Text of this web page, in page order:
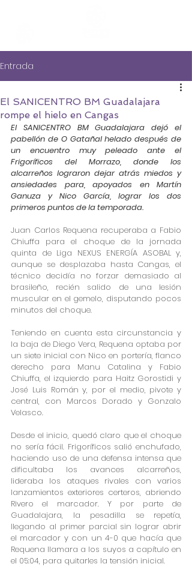
Entrada
El SANICENTRO BM Guadalajara
rompe el hielo en Cangas
El SANICENTRO BM Guadalajara dejó el
pabellón de O Gatañal helado después de
un encuentro muy peleado ante el
Frigoríficos del Morrazo, donde los
alcarreños lograron dejar atrás miedos y
ansiedades para, apoyados en Martín
Ganuza y Nico García, lograr los dos
primeros puntos de la temporada.
Juan Carlos Requena recuperaba a Fabio
Chiuffa para el choque de la jornada
quinta de Liga NEXUS ENERGÍA ASOBAL y,
aunque se desplazaba hasta Cangas, el
técnico decidía no forzar demasiado al
brasileño, recién salido de una lesión
muscular en el gemelo, disputando pocos
minutos del choque.
Teniendo en cuenta esta circunstancia y
la baja de Diego Vera, Requena optaba por
un siete inicial con Nico en portería, flanco
derecho para Manu Catalina y Fabio
Chiuffa, el izquierdo para Haitz Gorostidi y
José Luis Román y, por el medio, pivote y
central, con Marcos Dorado y Gonzalo
Velasco.
Desde el inicio, quedó claro que el choque
no sería fácil. Frigoríficos salió enchufado,
haciendo uso de una defensa intensa que
dificultaba los avances alcarreños,
lideraba los ataques rivales con varios
lanzamientos exteriores certeros, abriendo
Rivero el marcador. Y por parte de
Guadalajara, la pesadilla se repetía,
llegando al primer parcial sin lograr abrir
el marcador y con un 4-0 que hacía que
Requena llamara a los suyos a capítulo en
el 05:04, para quitarles la tensión inicial.